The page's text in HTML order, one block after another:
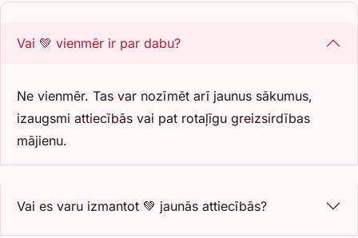
Vai 💚 vienmēr ir par dabu?
Ne vienmēr. Tas var nozīmēt arī jaunus sākumus,
izaugsmi attiecībās vai pat rotaļīgu greizsirdības
mājienu.
Vai es varu izmantot 💚 jaunās attiecībās?